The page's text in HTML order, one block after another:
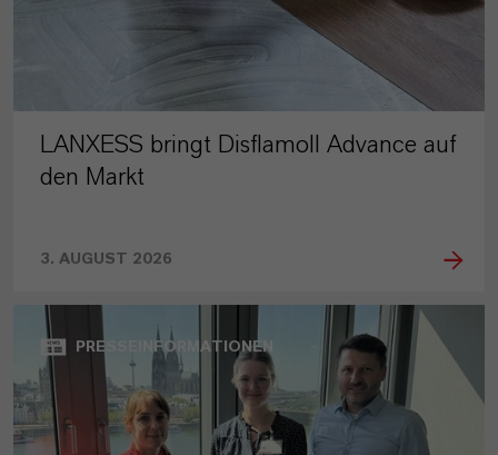
LANXESS bringt Disflamoll Advance auf
den Markt
3. AUGUST 2026
PRESSEINFORMATIONEN